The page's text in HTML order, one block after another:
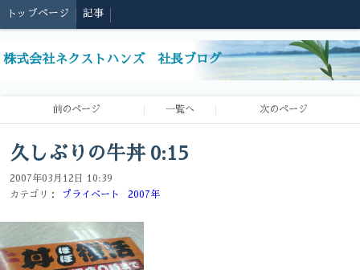
トップページ 記事
株式会社ネクストハンズ 社長ブログ
前のページ 一覧へ 次のページ
久しぶりの牛丼 0:15
2007年03月12日 10:39
カテゴリ：
プライベート 2007年